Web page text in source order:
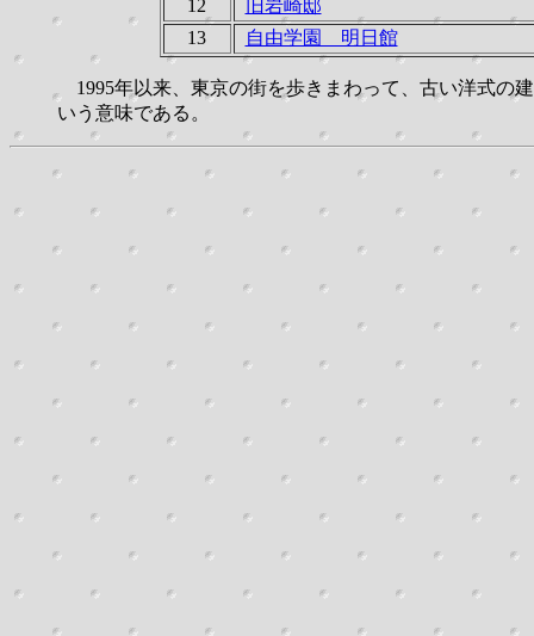
12
旧岩崎邸
13
自由学園 明日館
1995年以来、東京の街を歩きまわって、古い洋式の
いう意味である。